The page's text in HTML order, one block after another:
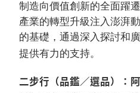
制造向價值創新的全面躍
產業的轉型升級注入澎湃
的基礎，通過深入探討和
提供有力的支持。
二步行（品鑑／選品）：